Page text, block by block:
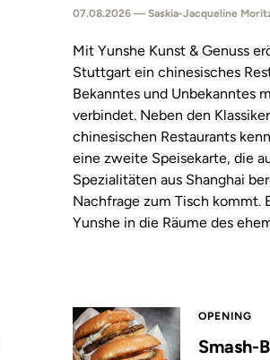
07.08.2026 — Saskia-Jacqueline
Mit Yunshe Kunst & Genuss
Stuttgart ein chinesisches
Bekanntes und Unbekanntes
verbindet. Neben den
chinesischen Restaurants
eine zweite Speisekarte, die
Spezialitäten aus Shanghai
Nachfrage zum Tisch kommt.
Yunshe in die Räume des
OPENING
Smash-